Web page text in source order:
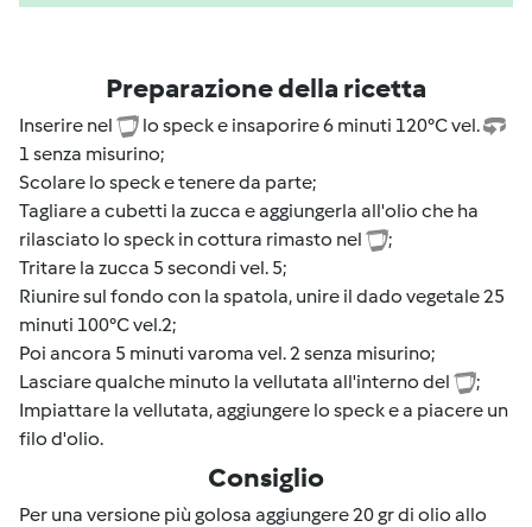
Preparazione della ricetta
Inserire nel
lo speck e insaporire 6 minuti 120°C vel.
1 senza misurino;
Scolare lo speck e tenere da parte;
Tagliare a cubetti la zucca e aggiungerla all'olio che ha
rilasciato lo speck in cottura rimasto nel
;
Tritare la zucca 5 secondi vel. 5;
Riunire sul fondo con la spatola, unire il dado vegetale 25
minuti 100°C vel.2;
Poi ancora 5 minuti varoma vel. 2 senza misurino;
Lasciare qualche minuto la vellutata all'interno del
;
Impiattare la vellutata, aggiungere lo speck e a piacere un
filo d'olio.
Consiglio
Per una versione più golosa aggiungere 20 gr di olio allo